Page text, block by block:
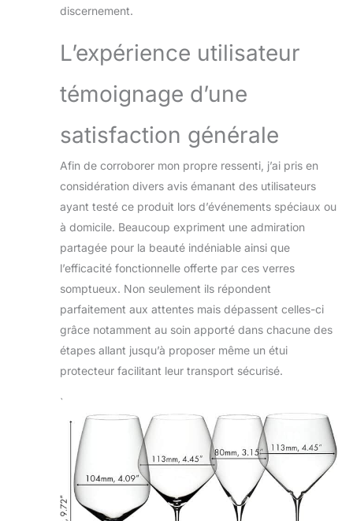
discernement.
L’expérience utilisateur
témoignage d’une
satisfaction générale
Afin de corroborer mon propre ressenti, j’ai pris en
considération divers avis émanant des utilisateurs
ayant testé ce produit lors d’événements spéciaux ou
à domicile. Beaucoup expriment une admiration
partagée pour la beauté indéniable ainsi que
l’efficacité fonctionnelle offerte par ces verres
somptueux. Non seulement ils répondent
parfaitement aux attentes mais dépassent celles-ci
grâce notamment au soin apporté dans chacune des
étapes allant jusqu’à proposer même un étui
protecteur facilitant leur transport sécurisé.
`